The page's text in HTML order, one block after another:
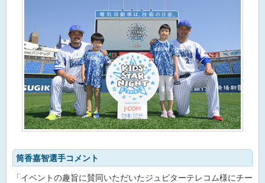
筒香嘉智選手コメント
「イベントの趣旨に賛同いただいたジュピターテレコム様にチー